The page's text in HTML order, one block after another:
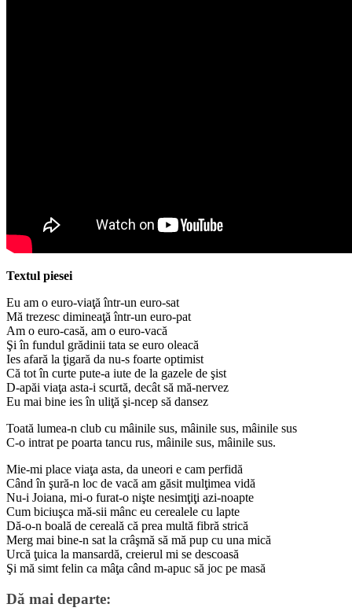
Textul piesei
Eu am o euro-viaţă într-un euro-sat
Mă trezesc dimineaţă într-un euro-pat
Am o euro-casă, am o euro-vacă
Şi în fundul grădinii tata se euro oleacă
Ies afară la ţigară da nu-s foarte optimist
Că tot în curte pute-a iute de la gazele de şist
D-apăi viaţa asta-i scurtă, decât să mă-nervez
Eu mai bine ies în uliţă şi-ncep să dansez
Toată lumea-n club cu mâinile sus, mâinile sus, mâinile sus
C-o intrat pe poarta tancu rus, mâinile sus, mâinile sus.
Mie-mi place viaţa asta, da uneori e cam perfidă
Când în şură-n loc de vacă am găsit mulţimea vidă
Nu-i Joiana, mi-o furat-o nişte nesimţiţi azi-noapte
Cum biciuşca mă-sii mânc eu cerealele cu lapte
Dă-o-n boală de cereală că prea multă fibră strică
Merg mai bine-n sat la crâşmă să mă pup cu una mică
Urcă ţuica la mansardă, creierul mi se descoasă
Şi mă simt felin ca mâţa când m-apuc să joc pe masă
Dă mai departe: